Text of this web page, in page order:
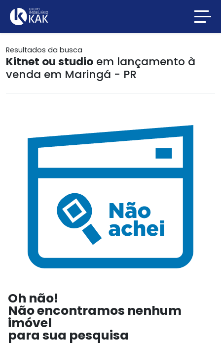
Resultados da busca
Kitnet ou studio em lançamento à
venda em Maringá - PR
Oh não!
Não encontramos nenhum
imóvel
para sua pesquisa